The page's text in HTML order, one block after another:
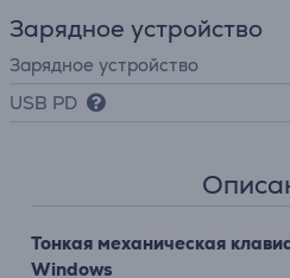
Зарядное устройство
Зарядное устройство
USB PD
Тонкая механическая
Windows